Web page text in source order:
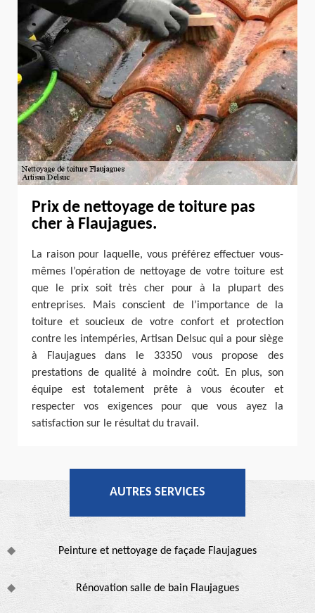
Prix de nettoyage de toiture pas
cher à Flaujagues.
La raison pour laquelle, vous préférez effectuer vous-
mêmes l’opération de nettoyage de votre toiture est
que le prix soit très cher pour à la plupart des
entreprises. Mais conscient de l’importance de la
toiture et soucieux de votre confort et protection
contre les intempéries, Artisan Delsuc qui a pour siège
à Flaujagues dans le 33350 vous propose des
prestations de qualité à moindre coût. En plus, son
équipe est totalement prête à vous écouter et
respecter vos exigences pour que vous ayez la
satisfaction sur le résultat du travail.
AUTRES SERVICES
Peinture et nettoyage de façade Flaujagues
Rénovation salle de bain Flaujagues